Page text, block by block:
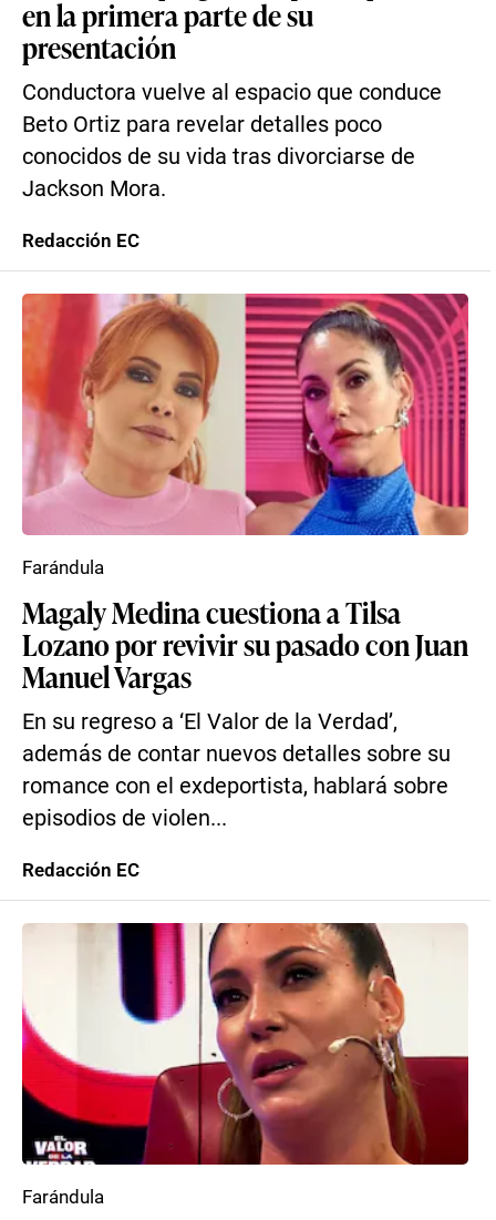
en la primera parte de su
presentación
Conductora vuelve al espacio que conduce
Beto Ortiz para revelar detalles poco
conocidos de su vida tras divorciarse de
Jackson Mora.
Redacción EC
Magaly Medina cuestiona a Tilsa
Lozano por revivir su pasado con Juan
Manuel Vargas
En su regreso a ‘El Valor de la Verdad’,
además de contar nuevos detalles sobre su
romance con el exdeportista, hablará sobre
episodios de violen...
Farándula
Redacción EC
Farándula